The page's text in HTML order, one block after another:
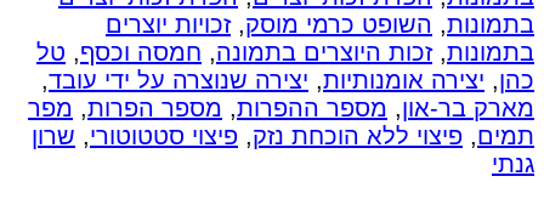
בתמונות, השופט כרמי מוסק,זכויות יוצרים
בתמונות,זכות היוצרים בתמונה, חמסה וכסף, טל
כהן, יצירה אומנותיות, יצירה שנוצרה על ידי עובד,
מארק בר-און, מספר ההפרות, מספר הפרות, מפר
תמים, פיצוי ללא הוכחת נזק, פיצוי סטטוטורי, שרון
גנתי